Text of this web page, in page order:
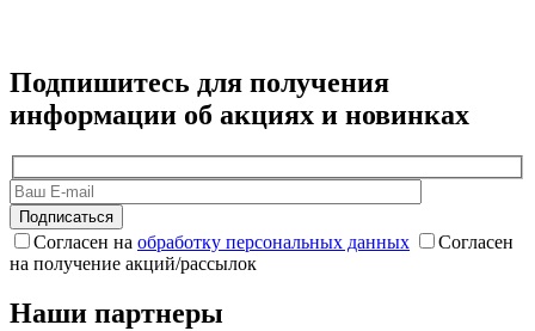
Подпишитесь для получения
информации об акциях и новинках
Подписаться
Согласен на обработку персональных данных
Согласен
на получение акций/рассылок
Наши партнеры